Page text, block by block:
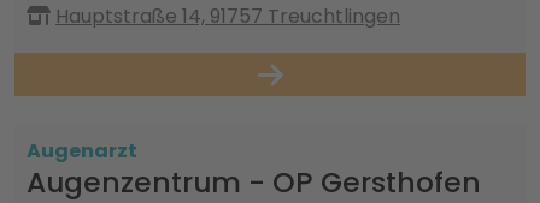
Hauptstraße 14, 91757 Treuchtlingen
Augenarzt
Augenzentrum - OP Gersthofen